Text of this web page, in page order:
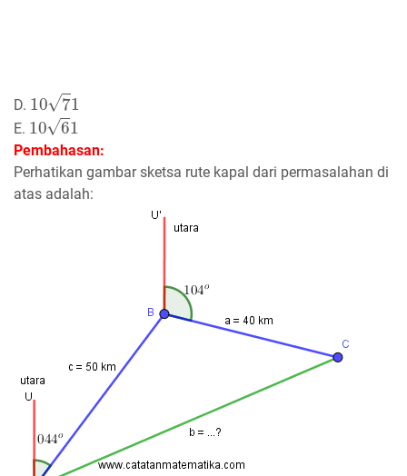
D.
10 71
E.
10 61
Pembahasan:
Perhatikan gambar sketsa rute kapal dari permasalahan di
atas adalah: